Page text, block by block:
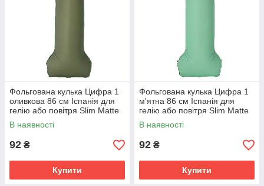
Фольгована кулька Цифра 1
оливкова 86 см Іспанія для
гелію або повітря Slim Matte
Olive Green 34"
В наявності
92 ₴
Купити
Фольгована кулька Цифра 1
м'ятна 86 см Іспанія для
гелію або повітря Slim Matte
Mint 34"
В наявності
92 ₴
Купити